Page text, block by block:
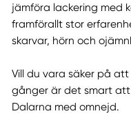
jämföra lackering med
framförallt stor
skarvar, hörn och
Vill du vara säker på
gånger är det smart
Dalarna med omnejd.